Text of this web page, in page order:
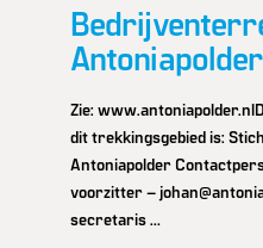
Antoniapolder
Zie:
dit trekkingsgebied is:
Antoniapolder
voorzitter –
secretaris …